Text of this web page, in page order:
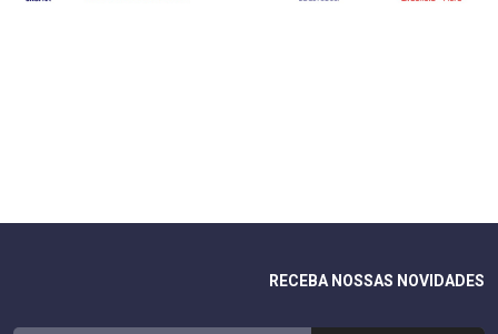
RECEBA NOSSAS NOVIDADES